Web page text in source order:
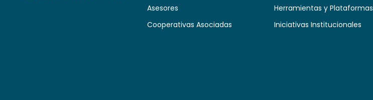
Asesores
Cooperativas Asociadas
Herramientas y Plataformas
Iniciativas Institucionales